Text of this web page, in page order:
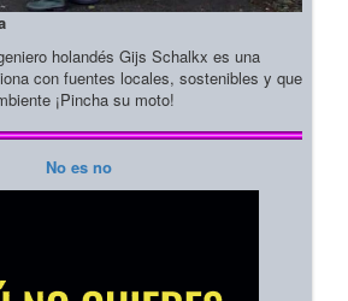
holandés Gijs Schalkx es una
con fuentes locales, sostenibles y que
¡Pincha su moto!
No es no